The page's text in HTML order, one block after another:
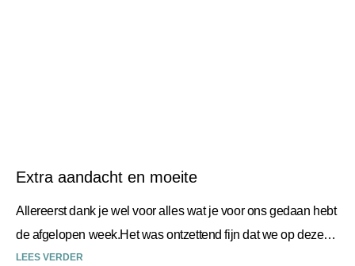
Extra aandacht en moeite
Allereerst dank je wel voor alles wat je voor ons gedaan hebt
de afgelopen week.Het was ontzettend fijn dat we op deze
manier afscheid van
LEES VERDER